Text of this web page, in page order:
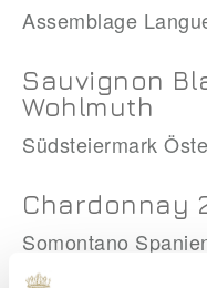
Assemblage
Sauvignon
Wohlmuth
Südsteiermark
Chardonnay
Somontano